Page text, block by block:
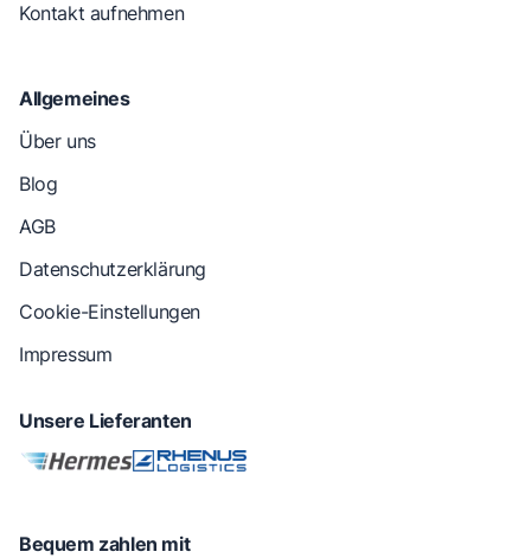
Kontakt aufnehmen
Allgemeines
Über uns
Blog
AGB
Datenschutzerklärung
Cookie-Einstellungen
Impressum
Unsere Lieferanten
Bequem zahlen mit